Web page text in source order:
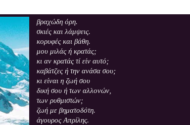
βραχώδη όρη.
σκιές και λάμψεις.
κορυφές και βάθη.
μου μιλάς ή κρατάς;
κι αν κρατάς τί είν αυτό;
καβάτζες ή την ανάσα σου;
κι είναι η ζωή σου
δική σου ή των αλλονών,
των ρυθμιστών;
ζωή με βηματοδότη.
άγουρος Απρίλης.